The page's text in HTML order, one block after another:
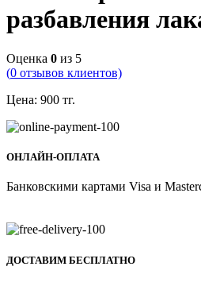
разбавления
Оценка 0 из 5
(0 отзывов клиентов)
Цена: 900 тг.
ОНЛАЙН-ОПЛАТА
Банковскими картами Visa и
ДОСТАВИМ БЕСПЛАТНО